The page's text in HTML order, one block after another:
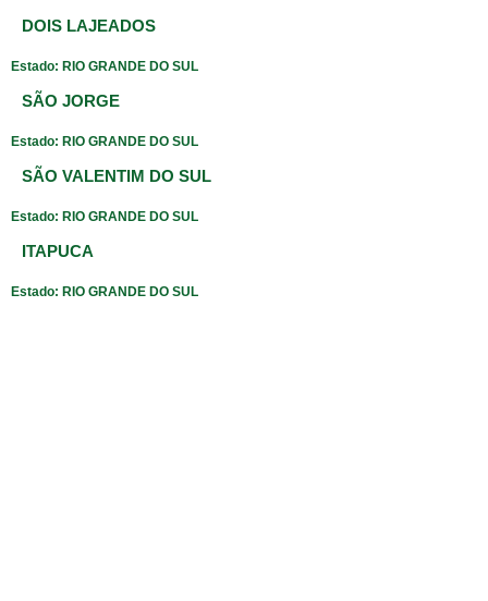
DOIS LAJEADOS
Estado: RIO GRANDE DO SUL
SÃO JORGE
Estado: RIO GRANDE DO SUL
SÃO VALENTIM DO SUL
Estado: RIO GRANDE DO SUL
ITAPUCA
Estado: RIO GRANDE DO SUL